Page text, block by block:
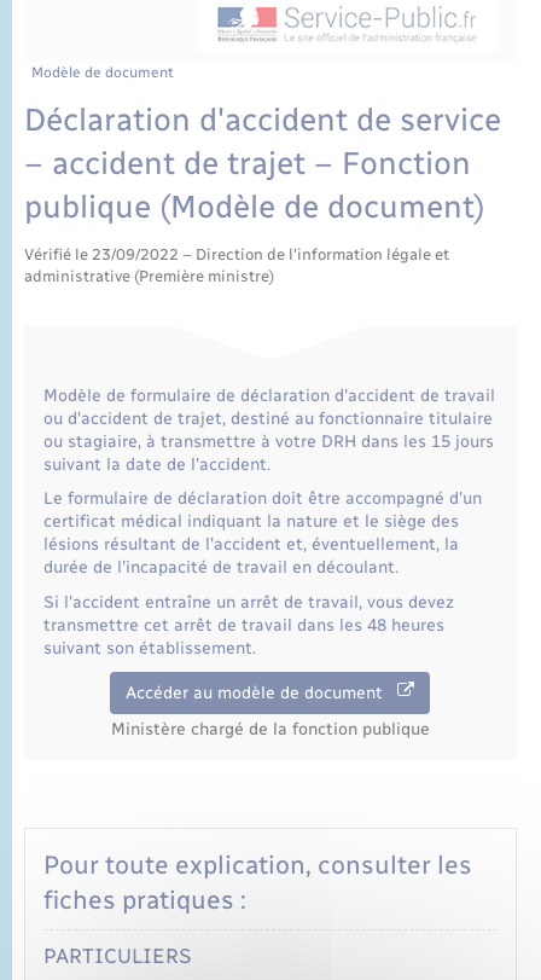
Modèle de document
Déclaration d'accident de service
– accident de trajet – Fonction
publique (Modèle de document)
Vérifié le 23/09/2022 – Direction de l'information légale et
administrative (Première ministre)
Modèle de formulaire de déclaration d'accident de travail
ou d'accident de trajet, destiné au fonctionnaire titulaire
ou stagiaire, à transmettre à votre DRH dans les 15 jours
suivant la date de l'accident.
Le formulaire de déclaration doit être accompagné d'un
certificat médical indiquant la nature et le siège des
lésions résultant de l'accident et, éventuellement, la
durée de l'incapacité de travail en découlant.
Si l'accident entraîne un arrêt de travail, vous devez
transmettre cet arrêt de travail dans les 48 heures
suivant son établissement.
Accéder au modèle de document
Ministère chargé de la fonction publique
Pour toute explication, consulter les
fiches pratiques :
PARTICULIERS